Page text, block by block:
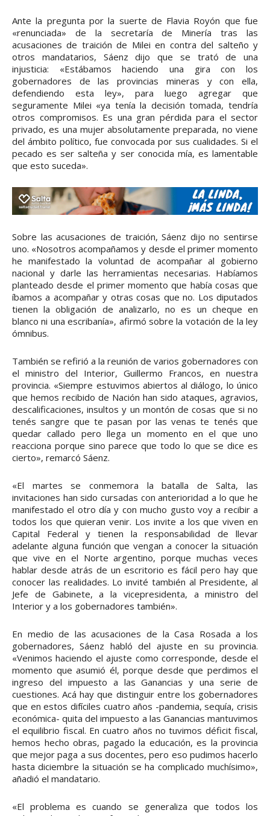
Ante la pregunta por la suerte de Flavia Royón que fue
«renunciada» de la secretaría de Minería tras las
acusaciones de traición de Milei en contra del salteño y
otros mandatarios, Sáenz dijo que se trató de una
injusticia: «Estábamos haciendo una gira con los
gobernadores de las provincias mineras y con ella,
defendiendo esta ley», para luego agregar que
seguramente Milei «ya tenía la decisión tomada, tendría
otros compromisos. Es una gran pérdida para el sector
privado, es una mujer absolutamente preparada, no viene
del ámbito político, fue convocada por sus cualidades. Si el
pecado es ser salteña y ser conocida mía, es lamentable
que esto suceda».
Sobre las acusaciones de traición, Sáenz dijo no sentirse
uno. «Nosotros acompañamos y desde el primer momento
he manifestado la voluntad de acompañar al gobierno
nacional y darle las herramientas necesarias. Habíamos
planteado desde el primer momento que había cosas que
íbamos a acompañar y otras cosas que no. Los diputados
tienen la obligación de analizarlo, no es un cheque en
blanco ni una escribanía», afirmó sobre la votación de la ley
ómnibus.
También se refirió a la reunión de varios gobernadores con
el ministro del Interior, Guillermo Francos, en nuestra
provincia. «Siempre estuvimos abiertos al diálogo, lo único
que hemos recibido de Nación han sido ataques, agravios,
descalificaciones, insultos y un montón de cosas que si no
tenés sangre que te pasan por las venas te tenés que
quedar callado pero llega un momento en el que uno
reacciona porque sino parece que todo lo que se dice es
cierto», remarcó Sáenz.
«El martes se conmemora la batalla de Salta, las
invitaciones han sido cursadas con anterioridad a lo que he
manifestado el otro día y con mucho gusto voy a recibir a
todos los que quieran venir. Los invite a los que viven en
Capital Federal y tienen la responsabilidad de llevar
adelante alguna función que vengan a conocer la situación
que vive en el Norte argentino, porque muchas veces
hablar desde atrás de un escritorio es fácil pero hay que
conocer las realidades. Lo invité también al Presidente, al
Jefe de Gabinete, a la vicepresidenta, a ministro del
Interior y a los gobernadores también».
En medio de las acusaciones de la Casa Rosada a los
gobernadores, Sáenz habló del ajuste en su provincia.
«Venimos haciendo el ajuste como corresponde, desde el
momento que asumió él, porque desde que perdimos el
ingreso del impuesto a las Ganancias y una serie de
cuestiones. Acá hay que distinguir entre los gobernadores
que en estos difíciles cuatro años -pandemia, sequía, crisis
económica- quita del impuesto a las Ganancias mantuvimos
el equilibrio fiscal. En cuatro años no tuvimos déficit fiscal,
hemos hecho obras, pagado la educación, es la provincia
que mejor paga a sus docentes, pero eso pudimos hacerlo
hasta diciembre la situación se ha complicado muchísimo»,
añadió el mandatario.
«El problema es cuando se generaliza que todos los